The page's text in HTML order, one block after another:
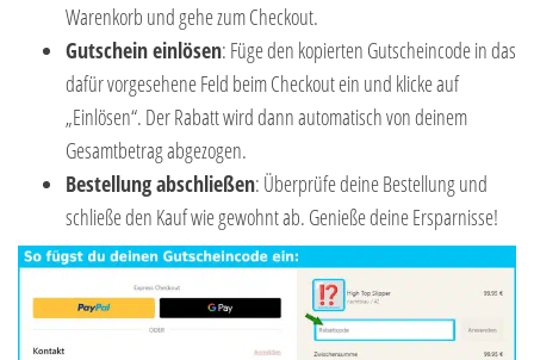
Warenkorb und gehe zum Checkout.
Gutschein einlösen: Füge den kopierten Gutscheincode in das
dafür vorgesehene Feld beim Checkout ein und klicke auf
„Einlösen“. Der Rabatt wird dann automatisch von deinem
Gesamtbetrag abgezogen.
Bestellung abschließen: Überprüfe deine Bestellung und
schließe den Kauf wie gewohnt ab. Genieße deine Ersparnisse!